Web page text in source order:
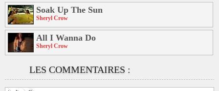
Soak Up The Sun
Sheryl Crow
All I Wanna Do
Sheryl Crow
LES COMMENTAIRES :